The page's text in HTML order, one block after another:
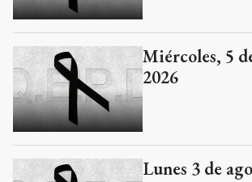
Miércoles, 5
2026
Lunes 3 de